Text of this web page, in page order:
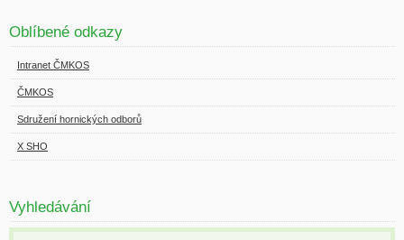
Oblíbené odkazy
Intranet ČMKOS
ČMKOS
Sdružení hornických odborů
X SHO
Vyhledávání